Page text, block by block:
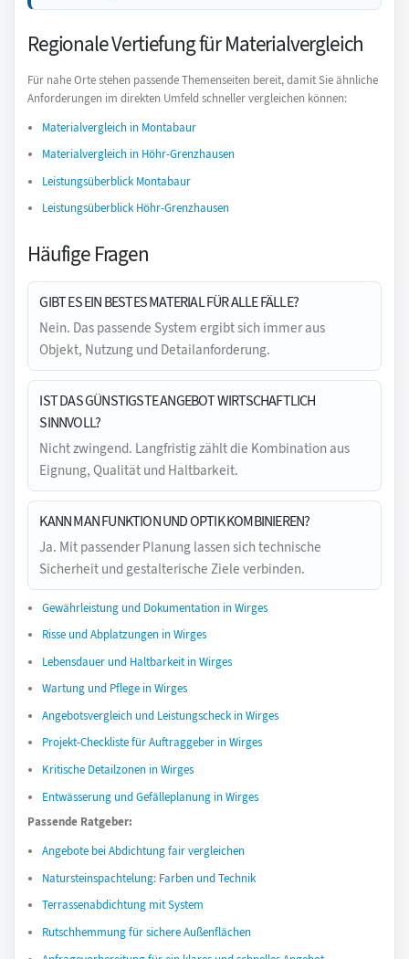
Regionale Vertiefung für Materialvergleich
Für nahe Orte stehen passende Themenseiten bereit, damit Sie ähnliche
Anforderungen im direkten Umfeld schneller vergleichen können:
Materialvergleich in Montabaur
Materialvergleich in Höhr-Grenzhausen
Leistungsüberblick Montabaur
Leistungsüberblick Höhr-Grenzhausen
Häufige Fragen
GIBT ES EIN BESTES MATERIAL FÜR ALLE FÄLLE?
Nein. Das passende System ergibt sich immer aus
Objekt, Nutzung und Detailanforderung.
IST DAS GÜNSTIGSTE ANGEBOT WIRTSCHAFTLICH
SINNVOLL?
Nicht zwingend. Langfristig zählt die Kombination aus
Eignung, Qualität und Haltbarkeit.
KANN MAN FUNKTION UND OPTIK KOMBINIEREN?
Ja. Mit passender Planung lassen sich technische
Sicherheit und gestalterische Ziele verbinden.
Gewährleistung und Dokumentation in Wirges
Risse und Abplatzungen in Wirges
Lebensdauer und Haltbarkeit in Wirges
Wartung und Pflege in Wirges
Angebotsvergleich und Leistungscheck in Wirges
Projekt-Checkliste für Auftraggeber in Wirges
Kritische Detailzonen in Wirges
Entwässerung und Gefälleplanung in Wirges
Passende Ratgeber:
Angebote bei Abdichtung fair vergleichen
Natursteinspachtelung: Farben und Technik
Terrassenabdichtung mit System
Rutschhemmung für sichere Außenflächen